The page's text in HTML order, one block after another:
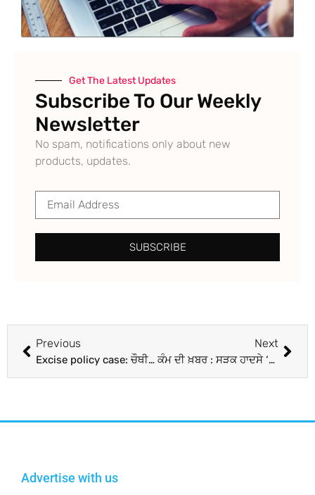
Get The Latest Updates
Subscribe To Our Weekly
Newsletter
No spam, notifications only about new
products, updates.
SUBSCRIBE
Previous
Excise policy case: ਚੌਥੀ ਵਾਰ ਵੀ ED ਸਾਹਮਣੇ ਕਿਉਂ ਨਹੀਂ ਹੋਏ CM ਕੇਜਰੀਵਾਲ, ਚਿੱਠੀ ਲਿਖ ਕੇ ਦੱਸਿਆ ਵੱਡਾ ਕਾਰਨ
Next
ਕੰਮ ਦੀ ਖ਼ਬਰ : ਸੜਕ ਹਾਦਸੇ ‘ਤੇ ਸਰਕਾਰ ਵੀ ਦਿੰਦੀ ਹੈ ਲੱਖਾਂ ਦਾ ਮੁਆਵਜ਼ਾ, ਜਾਣੋ ਆਪਣੀ ਸੂਬੇ ਦੀ ਸਥਿਤੀ
Advertise with us